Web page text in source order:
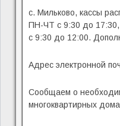
с. Мильково, кассы
ПН-ЧТ с 9:30 до 17:30,
с 9:30 до 12:00.
Адрес электронной
Сообщаем о
многоквартирных